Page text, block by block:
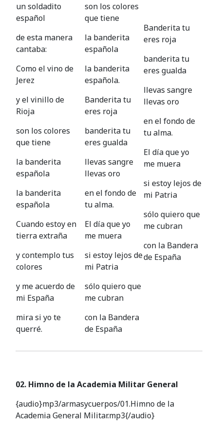
un soldadito
español
de esta manera
cantaba:
Como el vino de
Jerez
y el vinillo de
Rioja
son los colores
que tiene
la banderita
española
la banderita
española
Cuando estoy en
tierra extraña
y contemplo tus
colores
y me acuerdo de
mi España
mira si yo te
querré.
son los colores
que tiene
la banderita
española
la banderita
española.
Banderita tu
eres roja
banderita tu
eres gualda
llevas sangre
llevas oro
en el fondo de
tu alma.
El día que yo
me muera
si estoy lejos de
mi Patria
sólo quiero que
me cubran
con la Bandera
de España
Banderita tu
eres roja
banderita tu
eres gualda
llevas sangre
llevas oro
en el fondo de
tu alma.
El día que yo
me muera
si estoy lejos de
mi Patria
sólo quiero que
me cubran
con la Bandera
de España
02. Himno de la Academia Militar General
{audio}mp3/armasycuerpos/01.Himno de la
Academia General Militar.mp3{/audio}